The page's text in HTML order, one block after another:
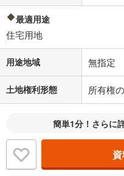
最適用途
住宅用地
用途地域 無指定
土地権利形態 所有権
簡単1分！さらに